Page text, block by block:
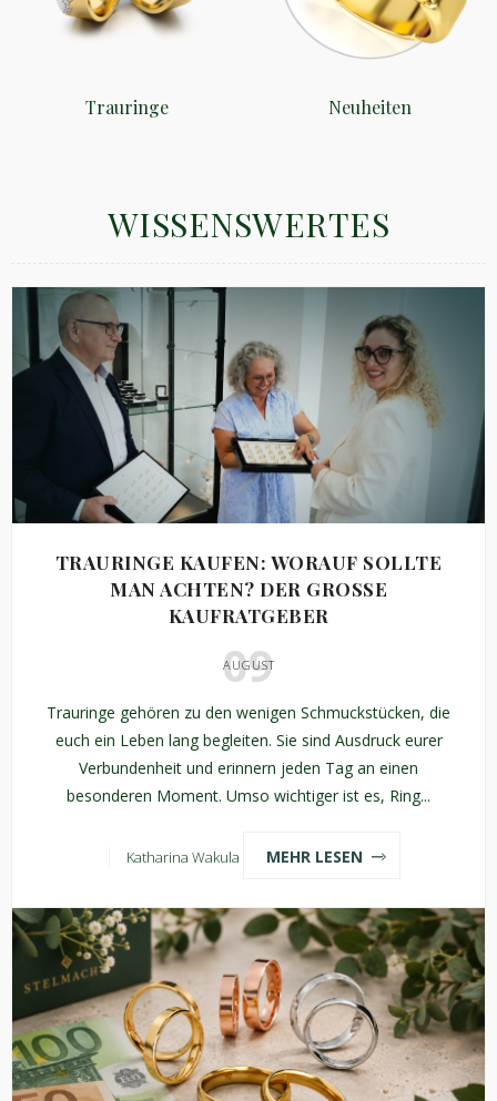
Trauringe Neuheiten
WISSENSWERTES
TRAURINGE KAUFEN: WORAUF SOLLTE
MAN ACHTEN? DER GROSSE K
AUFRATGEBER
09
AUGUST
Trauringe gehören zu den wenigen Schmuckstücken, die
euch ein Leben lang begleiten. Sie sind Ausdruck eurer
Verbundenheit und erinnern jeden Tag an einen
besonderen Moment. Umso wichtiger ist es, Ring...
Katharina Wakula MEHR LESEN